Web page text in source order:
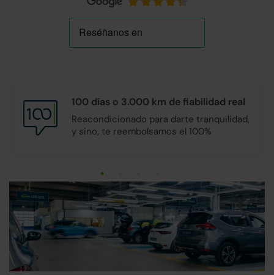
100 días o 3.000 km defiabilidad real
Reacondicionado para darte tranquilidad,
y sino, te reembolsamos el 100%